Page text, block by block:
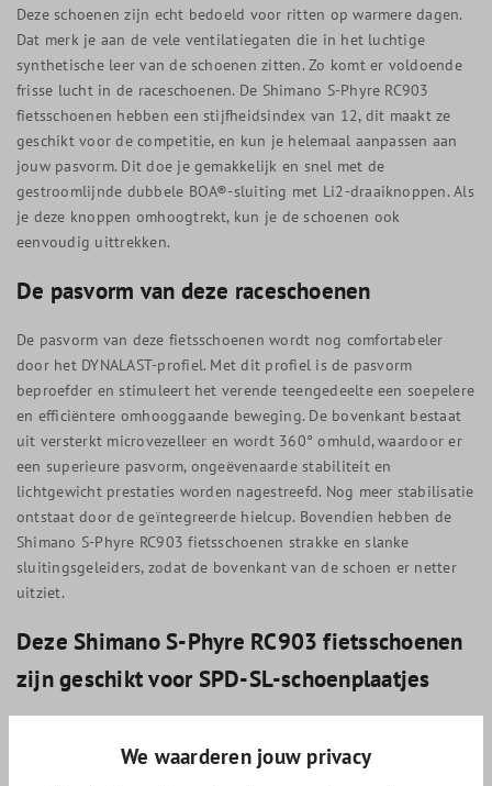
Deze schoenen zijn echt bedoeld voor ritten op warmere dagen.
Dat merk je aan de vele ventilatiegaten die in het luchtige
synthetische leer van de schoenen zitten. Zo komt er voldoende
frisse lucht in de raceschoenen. De Shimano S-Phyre RC903
fietsschoenen hebben een stijfheidsindex van 12, dit maakt ze
geschikt voor de competitie, en kun je helemaal aanpassen aan
jouw pasvorm. Dit doe je gemakkelijk en snel met de
gestroomlijnde dubbele BOA®-sluiting met Li2-draaiknoppen. Als
je deze knoppen omhoogtrekt, kun je de schoenen ook
eenvoudig uittrekken.
De pasvorm van deze raceschoenen
De pasvorm van deze fietsschoenen wordt nog comfortabeler
door het DYNALAST-profiel. Met dit profiel is de pasvorm
beproefder en stimuleert het verende teengedeelte een soepelere
en efficiëntere omhooggaande beweging. De bovenkant bestaat
uit versterkt microvezelleer en wordt 360° omhuld, waardoor er
een superieure pasvorm, ongeëvenaarde stabiliteit en
lichtgewicht prestaties worden nagestreefd. Nog meer stabilisatie
ontstaat door de geïntegreerde hielcup. Bovendien hebben de
Shimano S-Phyre RC903 fietsschoenen strakke en slanke
sluitingsgeleiders, zodat de bovenkant van de schoen er netter
uitziet.
Deze Shimano S-Phyre RC903 fietsschoenen
zijn geschikt voor SPD-SL-schoenplaatjes
fietsschoenen wordt er voldaan aan de eisen van de wegrenners
We waarderen jouw privacy